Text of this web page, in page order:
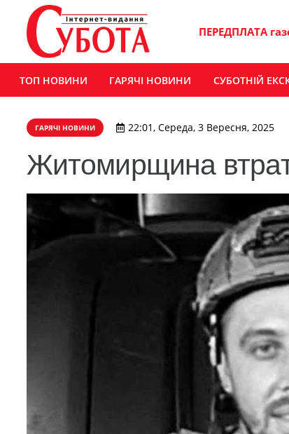
ПЕРЕДПЛАТА
ТОП НОВИНИ ГАРЯЧІ НОВИНИ СУБОТНІЙ
ГАРЯЧІ НОВИНИ 22:01, Середа, 3 Вересня, 2025
Житомирщина